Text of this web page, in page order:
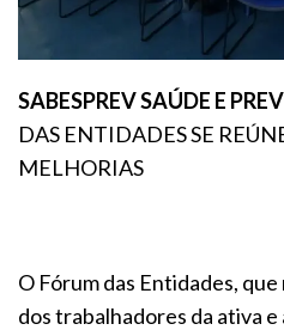
SABESPREV SAÚDE E
DAS ENTIDADES SE
MELHORIAS
O Fórum das Entidades,
dos trabalhadores da ativa